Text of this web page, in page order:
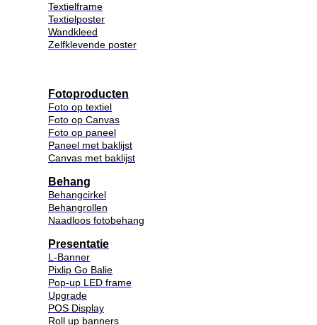
Textielframe
Textielposter
Wandkleed
Zelfklevende poster
Fotoproducten
Foto op textiel
Foto op Canvas
Foto op paneel
Paneel met baklijst
Canvas met baklijst
Behang
Behangcirkel
Behangrollen
Naadloos fotobehang
Presentatie
L-Banner
Pixlip Go Balie
Pop-up LED frame
Upgrade
POS Display
Roll up banners